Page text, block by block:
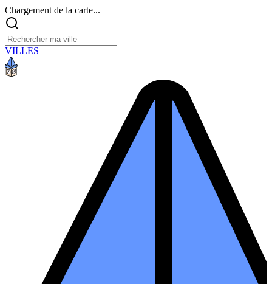
Chargement de la carte...
VILLES